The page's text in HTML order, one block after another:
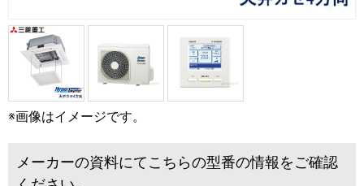
※画像はイメージです。
メーカーの資料にてこちらの型番の情報をご確認